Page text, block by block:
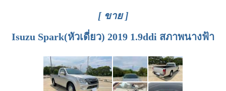
[ ขาย ]
Isuzu Spark(หัวเดี่ยว) 2019 1.9ddi สภาพนางฟ้า